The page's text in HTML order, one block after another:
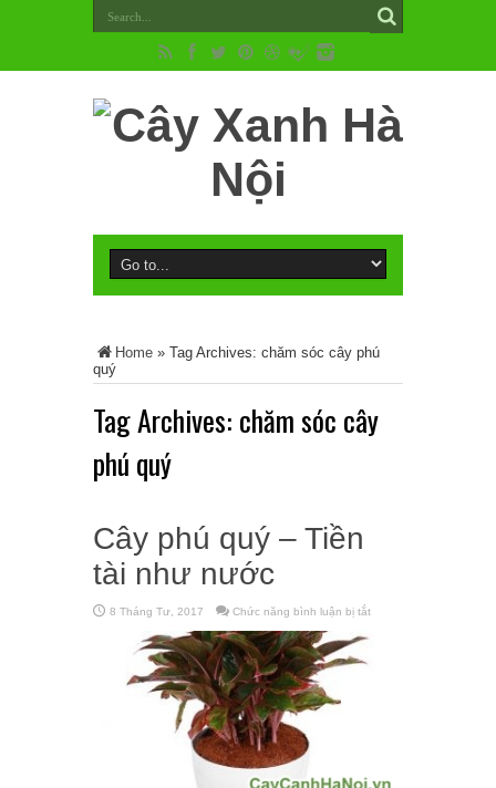
Home » Tag Archives: chăm sóc cây phú
quý
Tag Archives: chăm sóc cây
phú quý
Cây phú quý – Tiền
tài như nước
8 Tháng Tư, 2017 Chức năng bình luận bị tắt